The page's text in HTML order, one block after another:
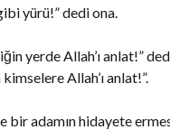
yürü!” dedi ona.
yerde Allah’ı anlat!”
Allah’ı anlat!”.
bir adamın hidayete